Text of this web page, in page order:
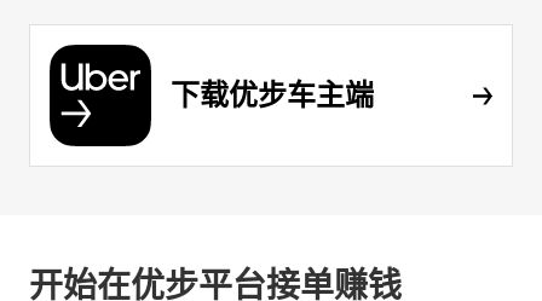
下载优步车主端
开始在优步平台接单赚钱